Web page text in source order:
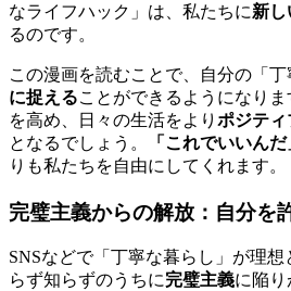
なライフハック」は、私たちに新し
るのです。
この漫画を読むことで、自分の「
に捉えることができるようになり
を高め、日々の生活をより ポジティ
となるでしょう。
「これでいいんだ
りも私たちを自由にしてくれます。
完璧主義からの解放：自分を
SNSなどで「丁寧な暮らし」が理
らず知らずのうちに完璧主義に陥